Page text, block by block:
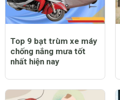
Top 9 bạt trùm xe máy
chống nắng mưa tốt
nhất hiện nay